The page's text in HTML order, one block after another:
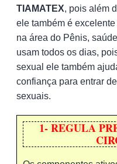
TIAMATEX, pois além
ele também é
na área do Pênis,
usam todos os dias,
sexual ele também
confiança para entrar
sexuais.
1- REGULA